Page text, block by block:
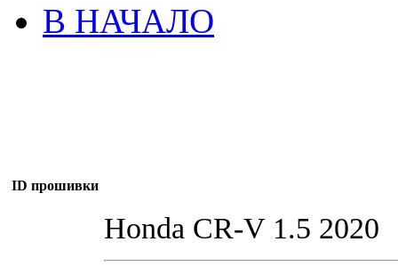
В НАЧАЛО
ID прошивки
Honda CR-V 1.5 2020